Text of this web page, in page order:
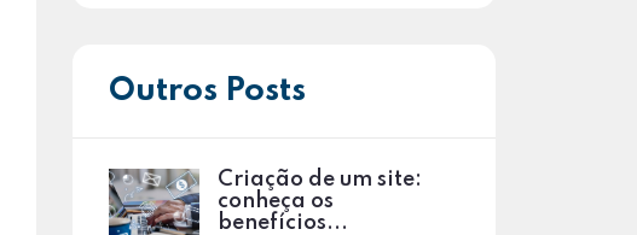
Outros Posts
Criação de um site:
conheça os
benefícios...